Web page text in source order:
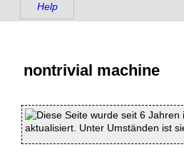
Help
nontrivial machine
Diese Seite wurde seit 6 Jahren
aktualisiert. Unter Umständen ist